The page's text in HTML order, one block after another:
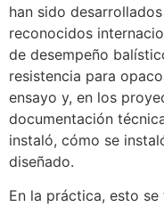
han sido
reconocidos
de desempeño
resistencia para
ensayo y, en los
documentación
instaló, cómo se
diseñado.
En la práctica, esto